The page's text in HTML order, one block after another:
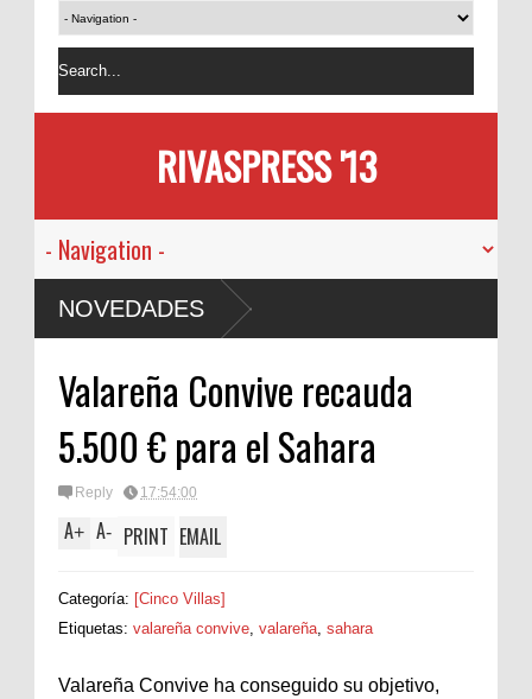
RIVASPRESS '13
NOVEDADES
Valareña Convive recauda
5.500 € para el Sahara
Reply 17:54:00
A+ A- PRINT EMAIL
Categoría: [Cinco Villas]
Etiquetas: valareña convive valareña sahara
Valareña Convive ha conseguido su objetivo,